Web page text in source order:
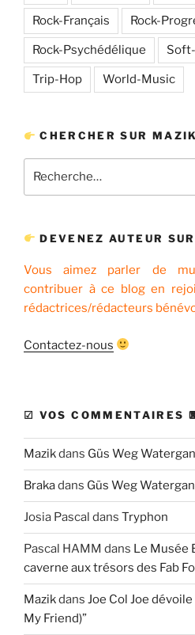
Rock-Français Rock-
Rock-Psychédélique
Trip-Hop World-Music
CHERCHER SUR
pour
DEVENEZ AUTEUR
Vous aimez parler de
contribuer à ce blog en
rédactrices/rédacteurs
Contactez-nous
☑ VOS COMMENTAIRES
Mazikdans Güs Weg
Brakadans Güs Weg
Josia Pascal dans Tryphon
Pascal HAMM dans Le Musée
caverne aux trésors des Fab
Mazikdans Joe Col Joe
My Friend)”